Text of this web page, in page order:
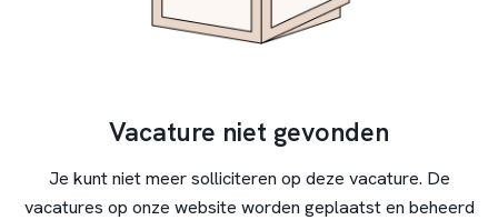
Vacature niet gevonden
Je kunt niet meer solliciteren op deze vacature. De
vacatures op onze website worden geplaatst en beheerd